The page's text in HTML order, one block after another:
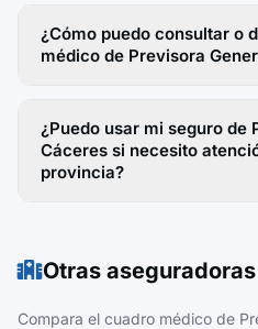
¿Cómo puedo consultar o
médico de Previsora
¿Puedo usar mi seguro de
Cáceres si necesito
provincia?
Otras
Compara el cuadro médico de